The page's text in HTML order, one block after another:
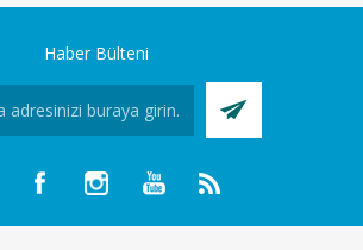
Haber Bülteni